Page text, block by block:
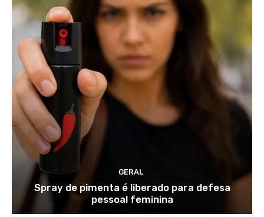
GERAL
Spray de pimenta é liberado para defesa
pessoal feminina